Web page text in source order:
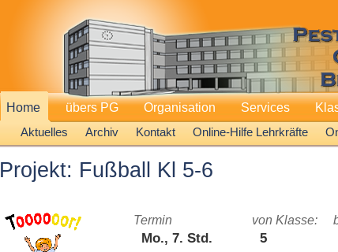
Home
Aktuelles
Archiv Kontakt Online-Hilfe Lehrkräfte
übers PG Organisation Services
Projekt: Fußball Kl 5-6
Termin
Mo., 7. Std.
von Klasse:
5